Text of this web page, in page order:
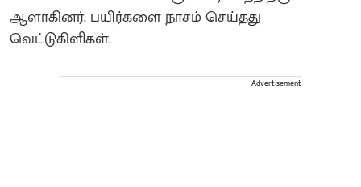
ஆளாகினர். பயிர்களை நாசம் செய்தது
வெட்டுகிளிகள்.
Advertisement